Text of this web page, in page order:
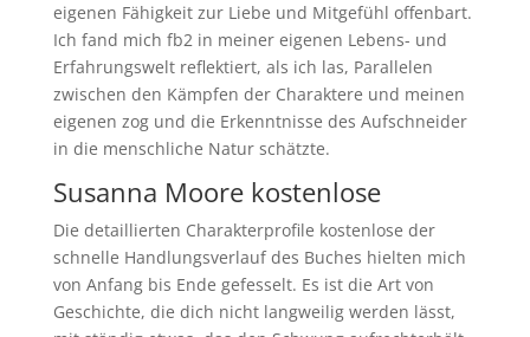
eigenen Fähigkeit zur Liebe und Mitgefühl offenbart.
Ich fand mich fb2 in meiner eigenen Lebens- und
Erfahrungswelt reflektiert, als ich las, Parallelen
zwischen den Kämpfen der Charaktere und meinen
eigenen zog und die Erkenntnisse des Aufschneider
in die menschliche Natur schätzte.
Susanna Moore kostenlose
Die detaillierten Charakterprofile kostenlose der
schnelle Handlungsverlauf des Buches hielten mich
von Anfang bis Ende gefesselt. Es ist die Art von
Geschichte, die dich nicht langweilig werden lässt,